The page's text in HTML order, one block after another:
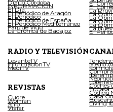
Diario Córdoba
INFORMACIÓN
El Día
El Periódico de Aragón
El Periódico
El Periódico de España
El Periódico Mediterráneo
Faro de Vigo
La Crónica de Badajoz
El
El
La
La
La
La
La
La
El
RADIO Y TELEVISIÓN
LevanteTV
InformacionTV
MediTV
REVISTAS
Cuore
Woman
Stilo
Viajar
Medio
Lotería
Coches
Tucasa
Código
Casa
Living